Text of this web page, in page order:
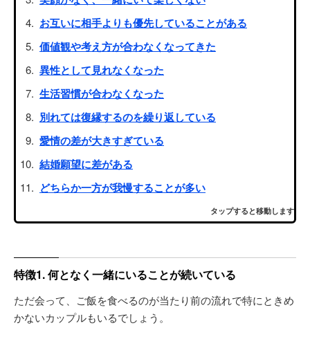
お互いに相手よりも優先していることがある
価値観や考え方が合わなくなってきた
異性として見れなくなった
生活習慣が合わなくなった
別れては復縁するのを繰り返している
愛情の差が大きすぎている
結婚願望に差がある
どちらか一方が我慢することが多い
タップすると移動します
特徴1. 何となく一緒にいることが続いている
ただ会って、ご飯を食べるのが当たり前の流れで特にときめ
かないカップルもいるでしょう。